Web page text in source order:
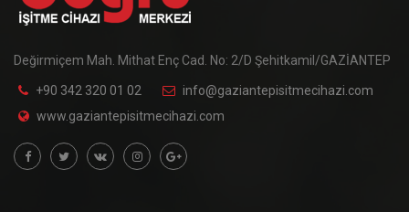
Değirmiçem Mah. Mithat Enç Cad. No: 2/D Şehitkamil/GAZİANTEP
+90 342 320 01 02
info@gaziantepisitmecihazi.com
www.gaziantepisitmecihazi.com